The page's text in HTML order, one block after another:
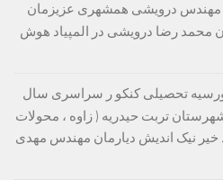
مهندس درویشی همشهری عزیزمان
رضا درویشی در المپیاد هوش
تحصیلی کنکو ر سراسری سال
شهرستان تربت حیدریه ( زاوه ، محولات
خیر نیک اندیش دیارمان مهندس مهدی